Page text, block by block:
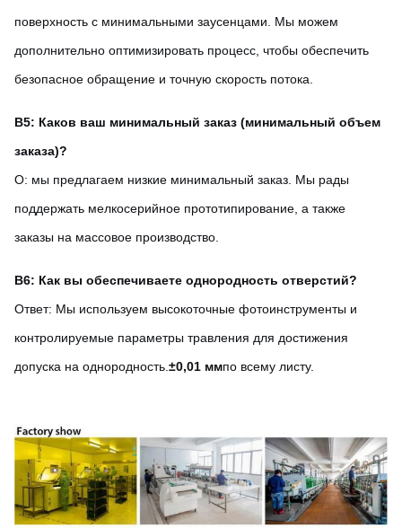
поверхность с минимальными заусенцами. Мы можем
дополнительно оптимизировать процесс, чтобы обеспечить
безопасное обращение и точную скорость потока.
В5: Каков ваш минимальный заказ (минимальный объем
заказа)?
О: мы предлагаем низкие минимальный заказ. Мы рады
поддержать мелкосерийное прототипирование, а также
заказы на массовое производство.
В6: Как вы обеспечиваете однородность отверстий?
Ответ: Мы используем высокоточные фотоинструменты и
контролируемые параметры травления для достижения
допуска на однородность. ±0,01 ммпо всему листу.